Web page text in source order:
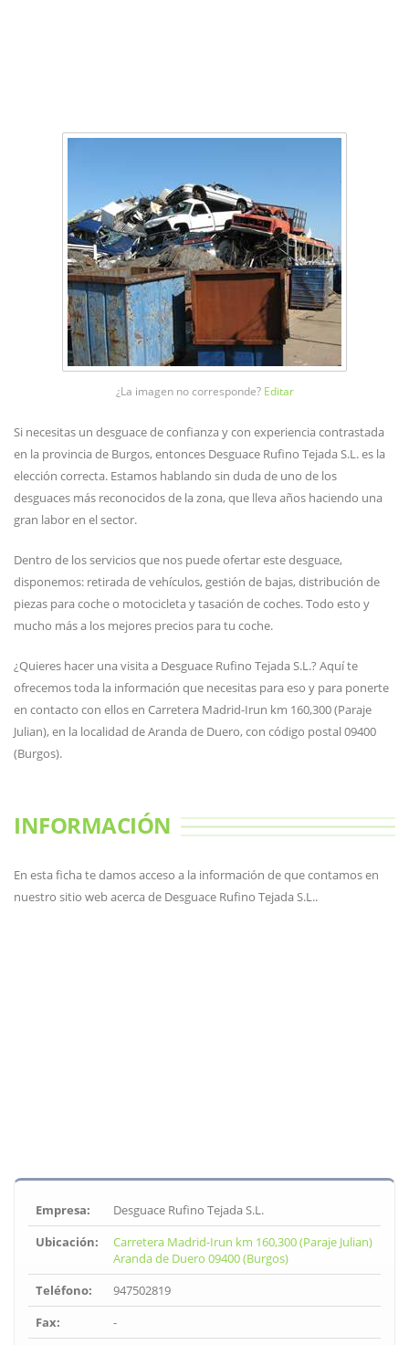
¿La imagen no corresponde? Editar
Si necesitas un desguace de confianza y con experiencia contrastada
en la provincia de Burgos, entonces Desguace Rufino Tejada S.L. es la
elección correcta. Estamos hablando sin duda de uno de los
desguaces más reconocidos de la zona, que lleva años haciendo una
gran labor en el sector.
Dentro de los servicios que nos puede ofertar este desguace,
disponemos: retirada de vehículos, gestión de bajas, distribución de
piezas para coche o motocicleta y tasación de coches. Todo esto y
mucho más a los mejores precios para tu coche.
¿Quieres hacer una visita a Desguace Rufino Tejada S.L.? Aquí te
ofrecemos toda la información que necesitas para eso y para ponerte
en contacto con ellos en Carretera Madrid-Irun km 160,300 (Paraje
Julian), en la localidad de Aranda de Duero, con código postal 09400
(Burgos).
INFORMACIÓN
En esta ficha te damos acceso a la información de que contamos en
nuestro sitio web acerca de Desguace Rufino Tejada S.L..
Empresa:
Desguace Rufino Tejada S.L.
Ubicación:
Carretera Madrid-Irun km 160,300 (Paraje Julian)
Aranda de Duero 09400 (Burgos)
Teléfono:
947502819
Fax:
-